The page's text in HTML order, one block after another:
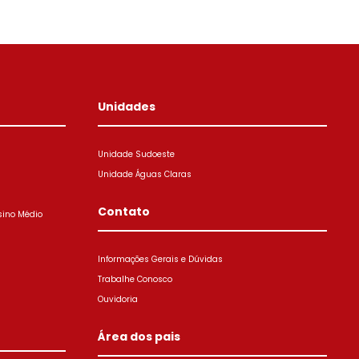
Médio
Unidades
Unidade Sudoeste
Unidade Águas Claras
Contato
Informações Gerais e Dúvidas
Trabalhe Conosco
Ouvidoria
Área dos pais